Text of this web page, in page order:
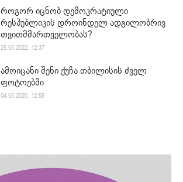
როგორ იცნობ დემოკრატიული
რესპუბლიკის დროინდელ ადგილობრივ
თვითმმართველობას?
25.05.2022. 12:37
ამოიცანი შენი ქუჩა თბილისის ძველ
ფოტოებში
04.05.2020. 12:58